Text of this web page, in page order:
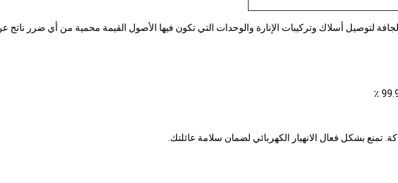
لتوصيل أسلاك وتركيبات الإنارة والوحدات التي تكون فيها الأصول القيمة محمية من أي ضرر ناتج
تمنع بشكل فعال الانهيار الكهربائي لضمان سلامة عائلتك.